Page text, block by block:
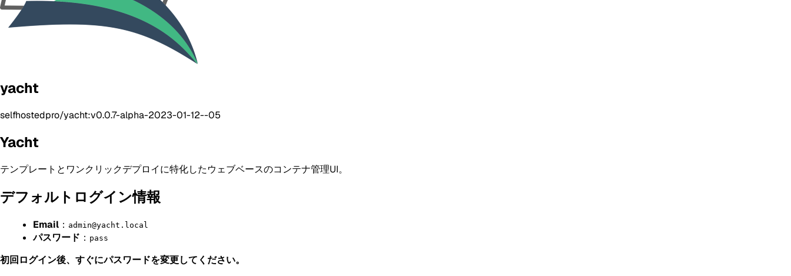
yacht
selfhostedpro/yacht:v0.0.7-alpha-2023-01-12--05
Yacht
テンプレートとワンクリックデプロイに特化したウェブベースのコンテナ管理UI。
デフォルトログイン情報
Email ： admin@yacht.local
パスワード ： pass
初回ログイン後、すぐにパスワードを変更してください。